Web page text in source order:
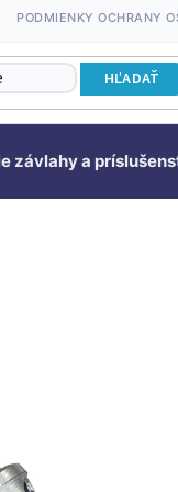
PODMIENKY OCHRANY
HĽADAŤ
závlahy a